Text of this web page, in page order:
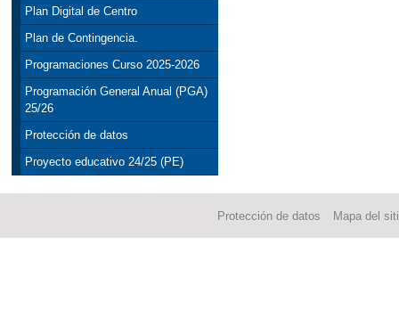
Plan Digital de Centro
Plan de Contingencia.
Programaciones Curso 2025-2026
Programación General Anual (PGA)
25/26
Protección de datos
Proyecto educativo 24/25 (PE)
Protección de datos Mapa del